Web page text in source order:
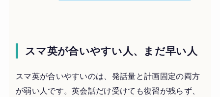
スマ英が合いやすい人、まだ早い人
スマ英が合いやすいのは、発話量と計画固定の両方
が弱い人です。英会話だけ受けても復習が残らず、